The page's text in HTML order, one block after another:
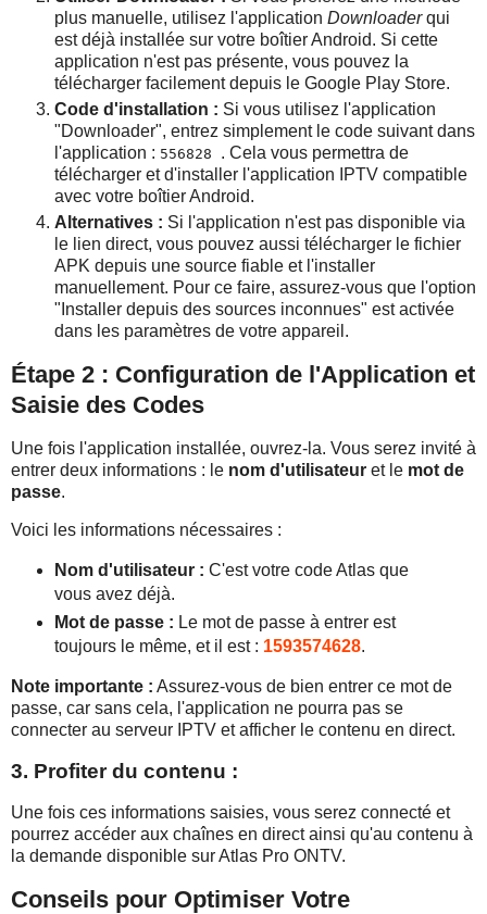
plus manuelle, utilisez l'application Downloaderqui
est déjà installée sur votre boîtier Android. Si cette
application n'est pas présente, vous pouvez la
télécharger facilement depuis le Google Play Store.
Code d'installation : Si vous utilisez l'application
"Downloader", entrez simplement le code suivant dans
l'application : 556828 . Cela vous permettra de
télécharger et d'installer l'application IPTV compatible
avec votre boîtier Android.
Alternatives : Si l'application n'est pas disponible via
le lien direct, vous pouvez aussi télécharger le fichier
APK depuis une source fiable et l'installer
manuellement. Pour ce faire, assurez-vous que l'option
"Installer depuis des sources inconnues" est activée
dans les paramètres de votre appareil.
Étape 2 : Configuration de l'Application et
Saisie des Codes
Une fois l'application installée, ouvrez-la. Vous serez invité à
entrer deux informations : le nom d'utilisateur et le mot de
passe.
Voici les informations nécessaires :
Nom d'utilisateur : C'est votre code Atlas que
vous avez déjà.
Mot de passe : Le mot de passe à entrer est
toujours le même, et il est : 1593574628.
Note importante : Assurez-vous de bien entrer ce mot de
passe, car sans cela, l'application ne pourra pas se
connecter au serveur IPTV et afficher le contenu en direct.
3. Profiter du contenu :
Une fois ces informations saisies, vous serez connecté et
pourrez accéder aux chaînes en direct ainsi qu'au contenu à
la demande disponible sur Atlas Pro ONTV.
Conseils pour Optimiser Votre